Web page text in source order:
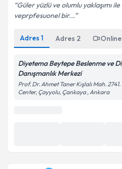
Güler yüzlü ve olumlu yaklaşımı
veprpfesuonel bir...
Adres 1 Adres 2
Diyetema Beytepe Beslenme ve
Danışmanlık Merkezi
Prof. Dr. Ahmet Taner Kışlalı Mah.
Center, Çayyolu, Çankaya , Ankara